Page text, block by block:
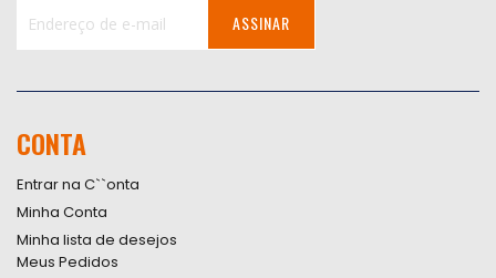
Newsletter:
ASSINAR
CONTA
Entrar na C``onta
Minha Conta
Minha lista de desejos
Meus Pedidos